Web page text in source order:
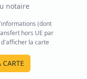
notaire
(dont
hors UE par
la carte
CARTE